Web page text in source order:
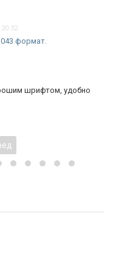
формат.
шрифтом, удобно